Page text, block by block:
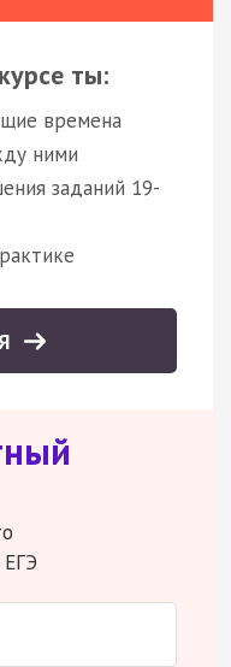
ты:
времена
ними
заданий 19-